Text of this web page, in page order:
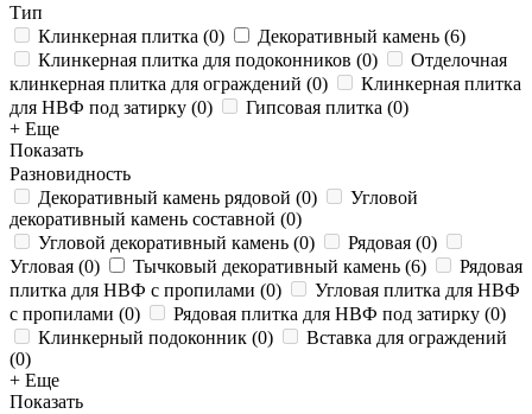
Тип
Клинкерная плитка (0) Декоративный камень (6)
Клинкерная плитка для подоконников (0)
Отделочная
клинкерная плитка для ограждений (0)
Клинкерная плитка
для НВФ под затирку (0) Гипсовая плитка (0)
+ Еще
Показать
Разновидность
Декоративный камень рядовой (0)
Угловой
декоративный камень составной (0)
Угловой декоративный камень (0) Рядовая (0)
Угловая (0) Тычковый декоративный камень (6)
Рядовая
плитка для НВФ с пропилами (0)
Угловая плитка для НВФ
с пропилами (0) Рядовая плитка для НВФ под затирку (0)
Клинкерный подоконник (0)
Вставка для ограждений
(0)
+ Еще
Показать